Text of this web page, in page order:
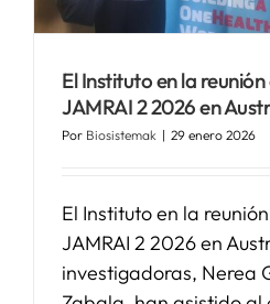
APOYO I+D+I
El Instituto en la
JAMRAI 2 2026 en
Por Biosistemak | 29 enero 2026
El Instituto en la
JAMRAI 2 2026 en
investigadoras, Nerea